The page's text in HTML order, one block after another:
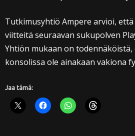
Tutkimusyhtiö Ampere arvioi,
viitteitä seuraavan sukupolven
Yhtiön mukaan on todennäköistä,
konsolissa ole ainakaan vakiona
Jaa tämä: